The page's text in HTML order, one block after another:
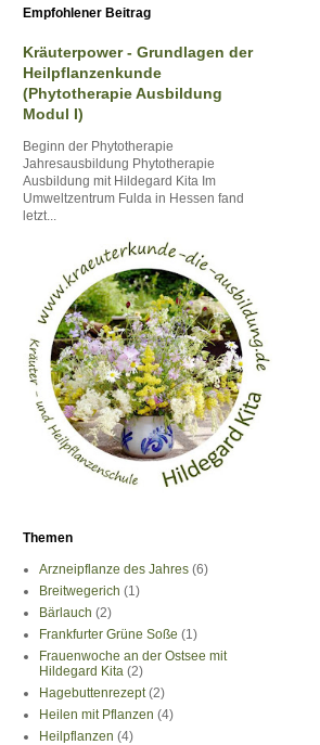
Empfohlener Beitrag
Kräuterpower - Grundlagen der
Heilpflanzenkunde
(Phytotherapie Ausbildung
Modul I)
Beginn der Phytotherapie
Jahresausbildung Phytotherapie
Ausbildung mit Hildegard Kita Im
Umweltzentrum Fulda in Hessen fand
letzt...
Themen
Arzneipflanze des Jahres (6)
Breitwegerich (1)
Bärlauch (2)
Frankfurter Grüne Soße (1)
Frauenwoche an der Ostsee mit
Hildegard Kita (2)
Hagebuttenrezept (2)
Heilen mit Pflanzen (4)
Heilpflanzen (4)